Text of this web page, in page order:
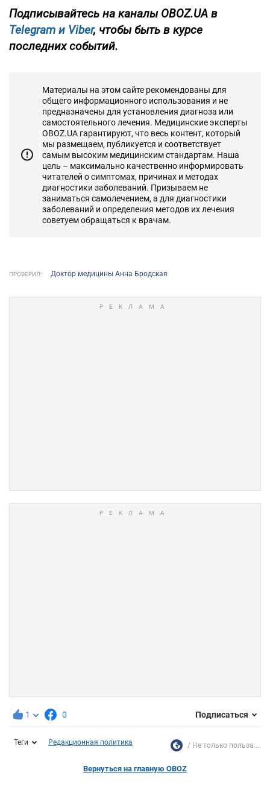
Подписывайтесь на каналы OBOZ.UA в
Telegram и Viber, чтобы быть в курсе
последних событий.
Материалы на этом сайте рекомендованы для
общего информационного использования и не
предназначены для установления диагноза или
самостоятельного лечения. Медицинские эксперты
OBOZ.UA гарантируют, что весь контент, который
мы размещаем, публикуется и соответствует
самым высоким медицинским стандартам. Наша
цель – максимально качественно информировать
читателей о симптомах, причинах и методах
диагностики заболеваний. Призываем не
заниматься самолечением, а для диагностики
заболеваний и определения методов их лечения
советуем обращаться к врачам.
ПРОВЕРИЛ: Доктор медицины Анна Бродская
1 0 Подписаться
Теги Редакционная политика Не только польза:...
Вернуться на главную OBOZ